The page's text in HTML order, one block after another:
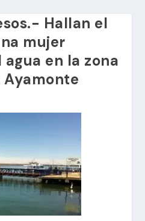
Hallan el
mujer
en la zona